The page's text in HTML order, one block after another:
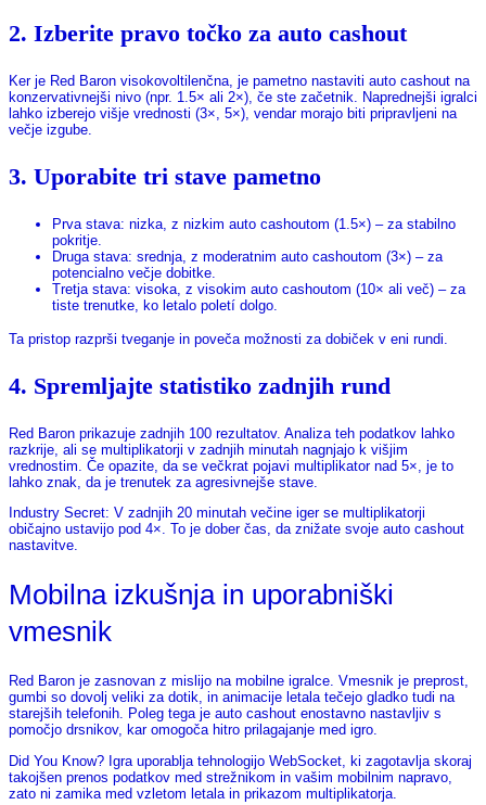
2. Izberite pravo točko za auto cashout
Ker je Red Baron visokovoltilenčna, je pametno nastaviti auto cashout na
konzervativnejši nivo (npr. 1.5× ali 2×), če ste začetnik. Naprednejši igralci
lahko izberejo višje vrednosti (3×, 5×), vendar morajo biti pripravljeni na
večje izgube.
3. Uporabite tri stave pametno
Prva stava: nizka, z nizkim auto cashoutom (1.5×) – za stabilno
pokritje.
Druga stava: srednja, z moderatnim auto cashoutom (3×) – za
potencialno večje dobitke.
Tretja stava: visoka, z visokim auto cashoutom (10× ali več) – za
tiste trenutke, ko letalo poletí dolgo.
Ta pristop razprši tveganje in poveča možnosti za dobiček v eni rundi.
4. Spremljajte statistiko zadnjih rund
Red Baron prikazuje zadnjih 100 rezultatov. Analiza teh podatkov lahko
razkrije, ali se multiplikatorji v zadnjih minutah nagnjajo k višjim
vrednostim. Če opazite, da se večkrat pojavi multiplikator nad 5×, je to
lahko znak, da je trenutek za agresivnejše stave.
Industry Secret: V zadnjih 20 minutah večine iger se multiplikatorji
običajno ustavijo pod 4×. To je dober čas, da znižate svoje auto cashout
nastavitve.
Mobilna izkušnja in uporabniški
vmesnik
Red Baron je zasnovan z mislijo na mobilne igralce. Vmesnik je preprost,
gumbi so dovolj veliki za dotik, in animacije letala tečejo gladko tudi na
starejših telefonih. Poleg tega je auto cashout enostavno nastavljiv s
pomočjo drsnikov, kar omogoča hitro prilagajanje med igro.
Did You Know? Igra uporablja tehnologijo WebSocket, ki zagotavlja skoraj
takojšen prenos podatkov med strežnikom in vašim mobilnim napravo,
zato ni zamika med vzletom letala in prikazom multiplikatorja.